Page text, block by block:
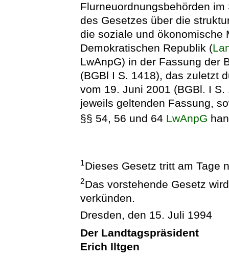
Flurneuordnungsbehörden
des Gesetzes über die
die soziale und ökonomische
Demokratischen Republik (
LwAnpG) in der Fassung der
(BGBl I S. 1418), das zuletzt
vom 19. Juni 2001 (BGBl. I
jeweils geltenden Fassung,
§§ 54, 56 und 64 LwAnpG
1Dieses Gesetz tritt am Tage
2Das vorstehende Gesetz
verkünden.
Dresden, den 15. Juli 1994
Der Landtagspräsident
Erich Iltgen